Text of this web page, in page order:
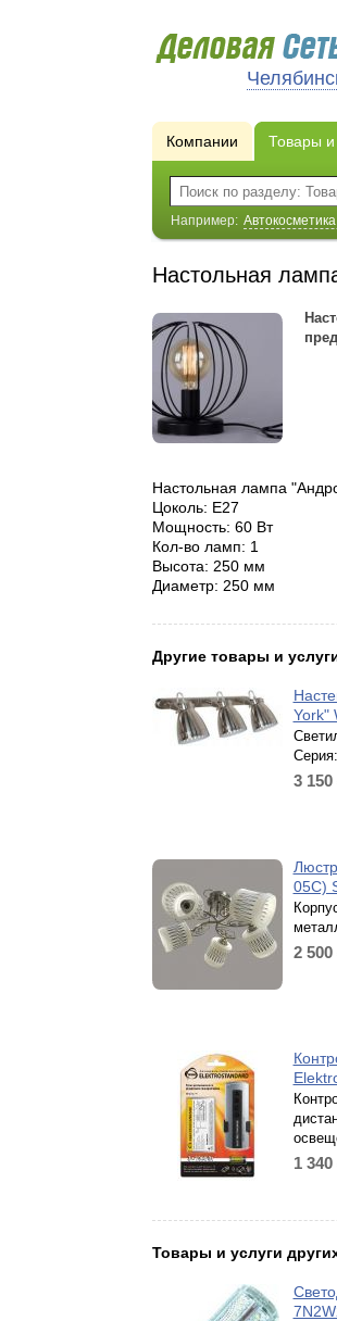
Компании Товары и
Например:
Настольная
Настольная лампа
Цоколь: E27
Мощность: 60 Вт
Кол-во ламп: 1
Высота: 250 мм
Диаметр: 250 мм
Другие товары и
York"
3 150
05С)
2 500
1 340
Товары и услуги